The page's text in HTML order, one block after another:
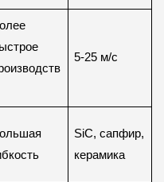
5-25 м/с
SiC, сапфир,
керамика